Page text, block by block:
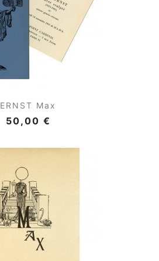
ERNST Max
50,00 €